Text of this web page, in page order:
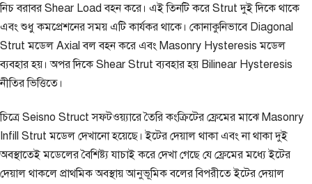
নিচ বরাবর Shear Load বহন করে। এই তিনটি করে Strut দুই দিকে থাকে
এবং শুধু কমপ্রেশনের সময় এটি কার্যকর থাকে। কোনাকুনিভাবে Diagonal
Strut মডেল Axial বল বহন করে এবং Masonry Hysteresis মডেল
ব্যবহার হয়। অপর দিকে Shear Strut ব্যবহার হয় Bilinear Hysteresis
নীতির ভিত্তিতে।
চিত্রে Seisno Struct সফটওয়্যারে তৈরি কংক্রিটের ফ্রেমের মাঝে Masonry
Infill Strut মডেল দেখানো হয়েছে। ইটের দেয়াল থাকা এবং না থাকা দুই
অবস্থাতেই মডেলের বৈশিষ্ট্য যাচাই করে দেখা গেছে যে ফ্রেমের মধ্যে ইটের
দেয়াল থাকলে প্রাথমিক অবস্থায় আনুভূমিক বলের বিপরীতে ইটের দেয়াল